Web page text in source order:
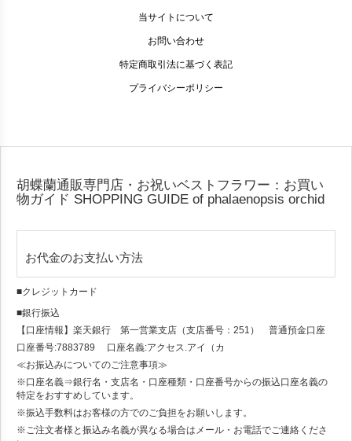
当サイトについて
お問い合わせ
特定商取引法に基づく表記
プライバシーポリシー
胡蝶蘭通販専門店・お祝いベストフラワー：お買い
物ガイド SHOPPING GUIDE of phalaenopsis orchid
お代金のお支払い方法
■クレジットカード
■銀行振込
【口座情報】楽天銀行 第一営業支店（支店番号：251） 普通預金口座
口座番号:7883789 口座名義:アクセス.アイ（カ
≪お振込みについてのご注意事項≫
※口座名義⇒銀行名・支店名・口座種類・口座番号からの振込口座名義の
特定をおすすめしています。
※振込手数料はお客様の方でのご負担をお願いします。
※ご注文者様と振込み名義が異なる場合はメール・お電話でご連絡くださ